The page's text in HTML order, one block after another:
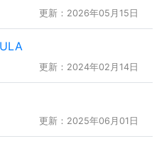
更新：2026年05月15日
更新：2024年02月14日
更新：2025年06月01日